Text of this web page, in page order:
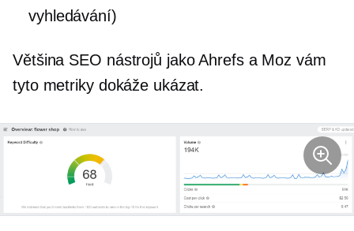
vyhledávání)
Většina SEO nástrojů jako Ahrefs a Moz vám
tyto metriky dokáže ukázat.